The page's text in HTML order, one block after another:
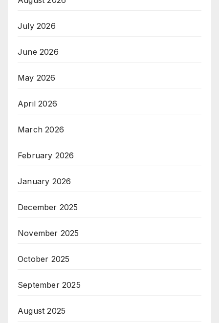
July 2026
June 2026
May 2026
April 2026
March 2026
February 2026
January 2026
December 2025
November 2025
October 2025
September 2025
August 2025